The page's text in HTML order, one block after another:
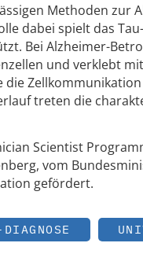
Methoden zur
dabei spielt das
Bei Alzheimer-
und verklebt
die
treten die
Scientist
vom
gefördert.